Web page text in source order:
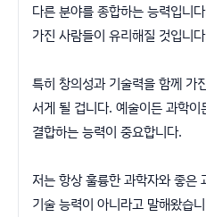
다른 분야를 종합하는 능력입니
가진 사람들이 유리해질 것입니
특히 창의성과 기술력을 함께 가
서게 될 겁니다. 예술이든 과학
결합하는 능력이 중요합니다.
저는 항상 훌륭한 과학자와 좋은
기술 능력이 아니라고 말해왔습